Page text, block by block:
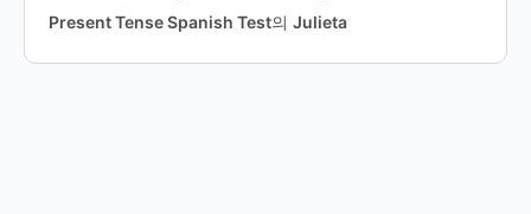
Present Tense Spanish Test의 Julieta